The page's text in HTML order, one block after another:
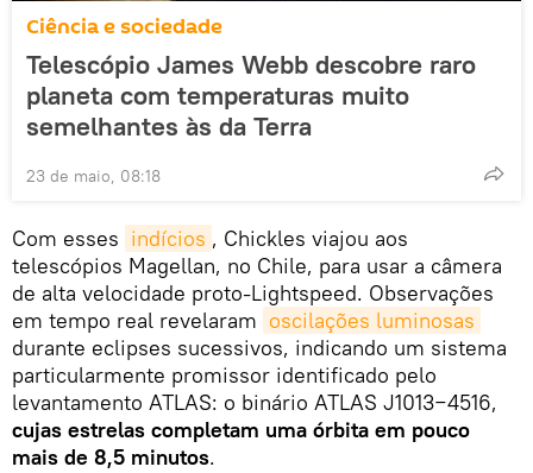
Ciência e sociedade
Telescópio James Webb descobre raro
planeta com temperaturas muito
semelhantes às da Terra
23 de maio, 08:18
Com esses indícios , Chickles viajou aos
telescópios Magellan, no Chile, para usar a câmera
de alta velocidade proto-Lightspeed. Observações
em tempo real revelaram oscilações luminosas
durante eclipses sucessivos, indicando um sistema
particularmente promissor identificado pelo
levantamento ATLAS: o binário ATLAS J1013−4516,
cujas estrelas completam uma órbita em pouco
mais de 8,5 minutos.